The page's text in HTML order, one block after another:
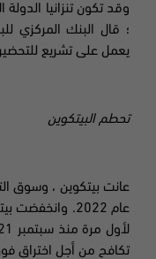
وقد تكون تنزانيا الدولة
يعمل على تشريع
تحطم البيتكوين
عانت بيتكوين ، وسوق
عام2022. وانخفضت
لأول مرة منذ سبتمبر 2021 وبحلول أبريل 2022 لا تزال
تكافح من أجل اختراق